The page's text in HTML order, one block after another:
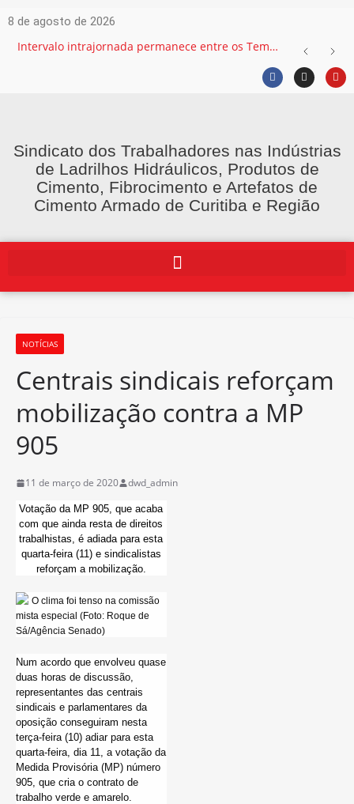
8 de agosto de 2026
Intervalo intrajornada permanece entre os Temas mais recorrentes na Justiça do Trabalho e exige atenção das empresas
Sindicato dos Trabalhadores nas Indústrias
de Ladrilhos Hidráulicos, Produtos de
Cimento, Fibrocimento e Artefatos de
Cimento Armado de Curitiba e Região
NOTÍCIAS
Centrais sindicais reforçam
mobilização contra a MP
905
11 de março de 2020 dwd_admin
Votação da MP 905, que acaba
com que ainda resta de direitos
trabalhistas, é adiada para esta
quarta-feira (11) e sindicalistas
reforçam a mobilização.
O clima foi tenso na comissão
mista especial (Foto: Roque de
Sá/Agência Senado)
Num acordo que envolveu quase
duas horas de discussão,
representantes das centrais
sindicais e parlamentares da
oposição conseguiram nesta
terça-feira (10) adiar para esta
quarta-feira, dia 11, a votação da
Medida Provisória (MP) número
905, que cria o contrato de
trabalho verde e amarelo.